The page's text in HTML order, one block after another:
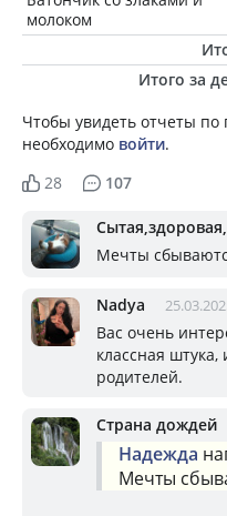
молоком
Итого за
Чтобы увидеть отчеты
необходимо войти.
28
107
Мечты
Nadya
Вас очень
классная
родителей.
Страна дождей
Надежда
Мечты